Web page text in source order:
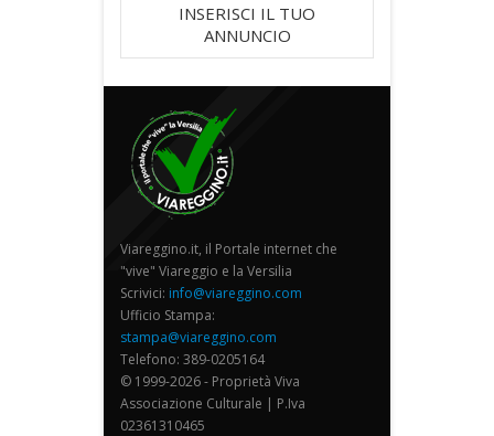
INSERISCI IL TUO
ANNUNCIO
Viareggino.it, il Portale internet che
"vive" Viareggio e la Versilia
Scrivici: info@viareggino.com
Ufficio Stampa:
stampa@viareggino.com
Telefono: 389-0205164
© 1999-2026 - Proprietà Viva
Associazione Culturale | P.Iva
02361310465